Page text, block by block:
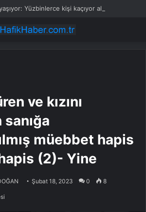
ve kızını
müebbet hapis
(2)- Yine
Şubat 18, 2023 0 8